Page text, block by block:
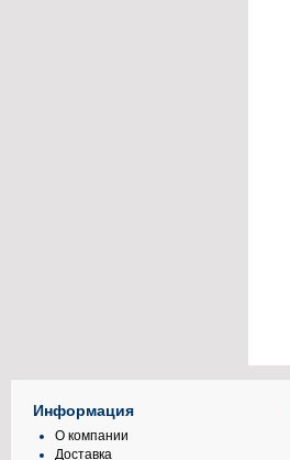
Информация
О компании
Доставка